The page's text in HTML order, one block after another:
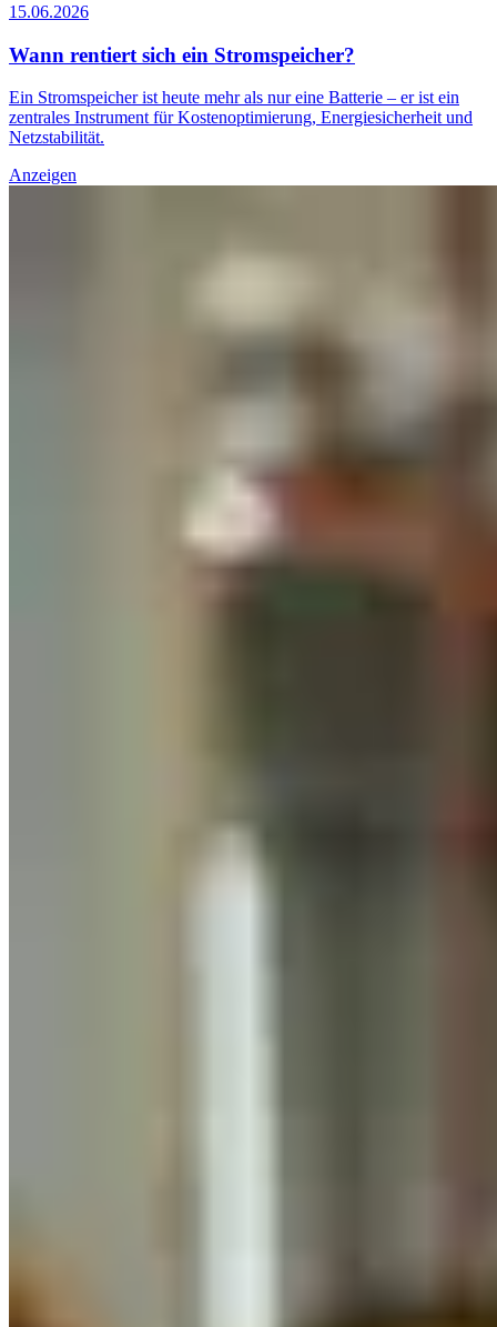
15.06.2026
Wann rentiert sich ein Stromspeicher?
Ein Stromspeicher ist heute mehr als nur eine Batterie – er ist ein
zentrales Instrument für Kostenoptimierung, Energiesicherheit und
Netzstabilität.
Anzeigen